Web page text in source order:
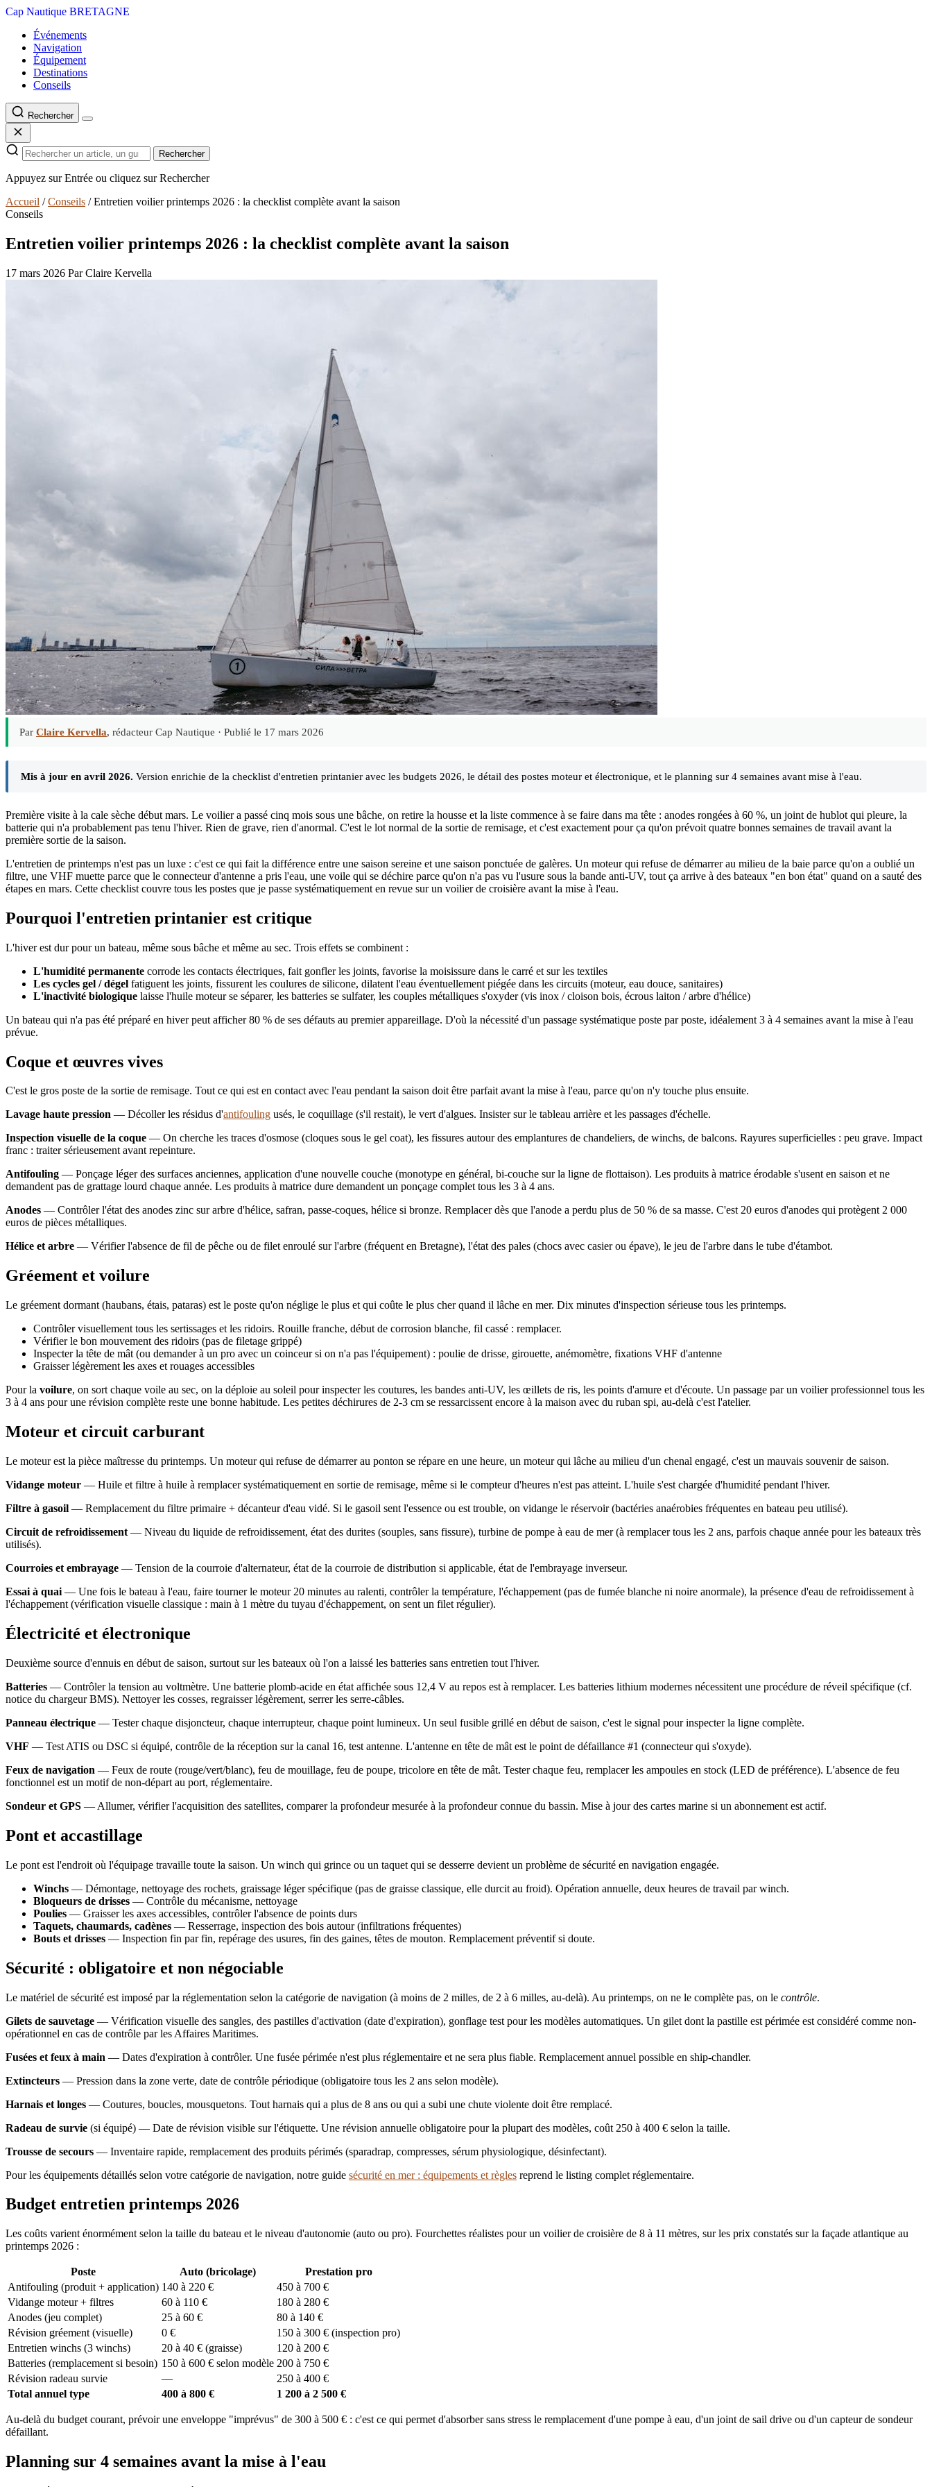
Cap Nautique BRETAGNE
Événements
Navigation
Équipement
Destinations
Conseils
Rechercher
Rechercher
Appuyez sur Entrée ou cliquez sur Rechercher
Accueil / Conseils / Entretien voilier printemps 2026 : la checklist complète avant la saison
Conseils
Entretien voilier printemps 2026 : la checklist complète avant la saison
17 mars 2026 Par Claire Kervella
Par Claire Kervella, rédacteur Cap Nautique · Publié le 17 mars 2026
Mis à jour en avril 2026. Version enrichie de la checklist d'entretien printanier avec les budgets 2026, le détail des postes moteur et électronique, et le planning sur 4 semaines avant mise à l'eau.
Première visite à la cale sèche début mars. Le voilier a passé cinq mois sous une bâche, on retire la housse et la liste commence à se faire dans ma tête : anodes rongées à 60 %, un joint de hublot qui pleure, la
batterie qui n'a probablement pas tenu l'hiver. Rien de grave, rien d'anormal. C'est le lot normal de la sortie de remisage, et c'est exactement pour ça qu'on prévoit quatre bonnes semaines de travail avant la
première sortie de la saison.
L'entretien de printemps n'est pas un luxe : c'est ce qui fait la différence entre une saison sereine et une saison ponctuée de galères. Un moteur qui refuse de démarrer au milieu de la baie parce qu'on a oublié un
filtre, une VHF muette parce que le connecteur d'antenne a pris l'eau, une voile qui se déchire parce qu'on n'a pas vu l'usure sous la bande anti-UV, tout ça arrive à des bateaux "en bon état" quand on a sauté des
étapes en mars. Cette checklist couvre tous les postes que je passe systématiquement en revue sur un voilier de croisière avant la mise à l'eau.
Pourquoi l'entretien printanier est critique
L'hiver est dur pour un bateau, même sous bâche et même au sec. Trois effets se combinent :
L'humidité permanente corrode les contacts électriques, fait gonfler les joints, favorise la moisissure dans le carré et sur les textiles
Les cycles gel / dégel fatiguent les joints, fissurent les coulures de silicone, dilatent l'eau éventuellement piégée dans les circuits (moteur, eau douce, sanitaires)
L'inactivité biologique laisse l'huile moteur se séparer, les batteries se sulfater, les couples métalliques s'oxyder (vis inox / cloison bois, écrous laiton / arbre d'hélice)
Un bateau qui n'a pas été préparé en hiver peut afficher 80 % de ses défauts au premier appareillage. D'où la nécessité d'un passage systématique poste par poste, idéalement 3 à 4 semaines avant la mise à l'eau
prévue.
Coque et œuvres vives
C'est le gros poste de la sortie de remisage. Tout ce qui est en contact avec l'eau pendant la saison doit être parfait avant la mise à l'eau, parce qu'on n'y touche plus ensuite.
Lavage haute pression — Décoller les résidus d'antifouling usés, le coquillage (s'il restait), le vert d'algues. Insister sur le tableau arrière et les passages d'échelle.
Inspection visuelle de la coque — On cherche les traces d'osmose (cloques sous le gel coat), les fissures autour des emplantures de chandeliers, de winchs, de balcons. Rayures superficielles : peu grave. Impact
franc : traiter sérieusement avant repeinture.
Antifouling — Ponçage léger des surfaces anciennes, application d'une nouvelle couche (monotype en général, bi-couche sur la ligne de flottaison). Les produits à matrice érodable s'usent en saison et ne
demandent pas de grattage lourd chaque année. Les produits à matrice dure demandent un ponçage complet tous les 3 à 4 ans.
Anodes — Contrôler l'état des anodes zinc sur arbre d'hélice, safran, passe-coques, hélice si bronze. Remplacer dès que l'anode a perdu plus de 50 % de sa masse. C'est 20 euros d'anodes qui protègent 2 000
euros de pièces métalliques.
Hélice et arbre — Vérifier l'absence de fil de pêche ou de filet enroulé sur l'arbre (fréquent en Bretagne), l'état des pales (chocs avec casier ou épave), le jeu de l'arbre dans le tube d'étambot.
Gréement et voilure
Le gréement dormant (haubans, étais, pataras) est le poste qu'on néglige le plus et qui coûte le plus cher quand il lâche en mer. Dix minutes d'inspection sérieuse tous les printemps.
Contrôler visuellement tous les sertissages et les ridoirs. Rouille franche, début de corrosion blanche, fil cassé : remplacer.
Vérifier le bon mouvement des ridoirs (pas de filetage grippé)
Inspecter la tête de mât (ou demander à un pro avec un coinceur si on n'a pas l'équipement) : poulie de drisse, girouette, anémomètre, fixations VHF d'antenne
Graisser légèrement les axes et rouages accessibles
Pour la voilure, on sort chaque voile au sec, on la déploie au soleil pour inspecter les coutures, les bandes anti-UV, les œillets de ris, les points d'amure et d'écoute. Un passage par un voilier professionnel tous les
3 à 4 ans pour une révision complète reste une bonne habitude. Les petites déchirures de 2-3 cm se ressarcissent encore à la maison avec du ruban spi, au-delà c'est l'atelier.
Moteur et circuit carburant
Le moteur est la pièce maîtresse du printemps. Un moteur qui refuse de démarrer au ponton se répare en une heure, un moteur qui lâche au milieu d'un chenal engagé, c'est un mauvais souvenir de saison.
Vidange moteur — Huile et filtre à huile à remplacer systématiquement en sortie de remisage, même si le compteur d'heures n'est pas atteint. L'huile s'est chargée d'humidité pendant l'hiver.
Filtre à gasoil — Remplacement du filtre primaire + décanteur d'eau vidé. Si le gasoil sent l'essence ou est trouble, on vidange le réservoir (bactéries anaérobies fréquentes en bateau peu utilisé).
Circuit de refroidissement — Niveau du liquide de refroidissement, état des durites (souples, sans fissure), turbine de pompe à eau de mer (à remplacer tous les 2 ans, parfois chaque année pour les bateaux très
utilisés).
Courroies et embrayage — Tension de la courroie d'alternateur, état de la courroie de distribution si applicable, état de l'embrayage inverseur.
Essai à quai — Une fois le bateau à l'eau, faire tourner le moteur 20 minutes au ralenti, contrôler la température, l'échappement (pas de fumée blanche ni noire anormale), la présence d'eau de refroidissement à
l'échappement (vérification visuelle classique : main à 1 mètre du tuyau d'échappement, on sent un filet régulier).
Électricité et électronique
Deuxième source d'ennuis en début de saison, surtout sur les bateaux où l'on a laissé les batteries sans entretien tout l'hiver.
Batteries — Contrôler la tension au voltmètre. Une batterie plomb-acide en état affichée sous 12,4 V au repos est à remplacer. Les batteries lithium modernes nécessitent une procédure de réveil spécifique (cf.
notice du chargeur BMS). Nettoyer les cosses, regraisser légèrement, serrer les serre-câbles.
Panneau électrique — Tester chaque disjoncteur, chaque interrupteur, chaque point lumineux. Un seul fusible grillé en début de saison, c'est le signal pour inspecter la ligne complète.
VHF — Test ATIS ou DSC si équipé, contrôle de la réception sur la canal 16, test antenne. L'antenne en tête de mât est le point de défaillance #1 (connecteur qui s'oxyde).
Feux de navigation — Feux de route (rouge/vert/blanc), feu de mouillage, feu de poupe, tricolore en tête de mât. Tester chaque feu, remplacer les ampoules en stock (LED de préférence). L'absence de feu
fonctionnel est un motif de non-départ au port, réglementaire.
Sondeur et GPS — Allumer, vérifier l'acquisition des satellites, comparer la profondeur mesurée à la profondeur connue du bassin. Mise à jour des cartes marine si un abonnement est actif.
Pont et accastillage
Le pont est l'endroit où l'équipage travaille toute la saison. Un winch qui grince ou un taquet qui se desserre devient un problème de sécurité en navigation engagée.
Winchs — Démontage, nettoyage des rochets, graissage léger spécifique (pas de graisse classique, elle durcit au froid). Opération annuelle, deux heures de travail par winch.
Bloqueurs de drisses — Contrôle du mécanisme, nettoyage
Poulies — Graisser les axes accessibles, contrôler l'absence de points durs
Taquets, chaumards, cadènes — Resserrage, inspection des bois autour (infiltrations fréquentes)
Bouts et drisses — Inspection fin par fin, repérage des usures, fin des gaines, têtes de mouton. Remplacement préventif si doute.
Sécurité : obligatoire et non négociable
Le matériel de sécurité est imposé par la réglementation selon la catégorie de navigation (à moins de 2 milles, de 2 à 6 milles, au-delà). Au printemps, on ne le complète pas, on le contrôle.
Gilets de sauvetage — Vérification visuelle des sangles, des pastilles d'activation (date d'expiration), gonflage test pour les modèles automatiques. Un gilet dont la pastille est périmée est considéré comme non-
opérationnel en cas de contrôle par les Affaires Maritimes.
Fusées et feux à main — Dates d'expiration à contrôler. Une fusée périmée n'est plus réglementaire et ne sera plus fiable. Remplacement annuel possible en ship-chandler.
Extincteurs — Pression dans la zone verte, date de contrôle périodique (obligatoire tous les 2 ans selon modèle).
Harnais et longes — Coutures, boucles, mousquetons. Tout harnais qui a plus de 8 ans ou qui a subi une chute violente doit être remplacé.
Radeau de survie (si équipé) — Date de révision visible sur l'étiquette. Une révision annuelle obligatoire pour la plupart des modèles, coût 250 à 400 € selon la taille.
Trousse de secours — Inventaire rapide, remplacement des produits périmés (sparadrap, compresses, sérum physiologique, désinfectant).
Pour les équipements détaillés selon votre catégorie de navigation, notre guide sécurité en mer : équipements et règles reprend le listing complet réglementaire.
Budget entretien printemps 2026
Les coûts varient énormément selon la taille du bateau et le niveau d'autonomie (auto ou pro). Fourchettes réalistes pour un voilier de croisière de 8 à 11 mètres, sur les prix constatés sur la façade atlantique au
printemps 2026 :
Poste Auto (bricolage)
Prestation pro
Antifouling (produit + application) 140 à 220 €
450 à 700 €
Vidange moteur + filtres
60 à 110 €
180 à 280 €
Anodes (jeu complet)
25 à 60 €
80 à 140 €
Révision gréement (visuelle)
0 €
150 à 300 € (inspection pro)
Entretien winchs (3 winchs)
20 à 40 € (graisse)
120 à 200 €
Batteries (remplacement si besoin) 150 à 600 € selon modèle 200 à 750 €
Révision radeau survie
—
250 à 400 €
Total annuel type
400 à 800 € 1 200 à 2 500 €
Au-delà du budget courant, prévoir une enveloppe "imprévus" de 300 à 500 € : c'est ce qui permet d'absorber sans stress le remplacement d'une pompe à eau, d'un joint de sail drive ou d'un capteur de sondeur
défaillant.
Planning sur 4 semaines avant la mise à l'eau